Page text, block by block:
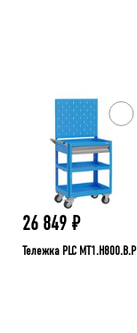
26 849 ₽
Тележка PLC МT1.H800.В.Р